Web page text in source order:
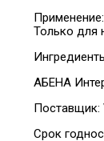
Только для
АБЕНА
Поставщик:
Срок